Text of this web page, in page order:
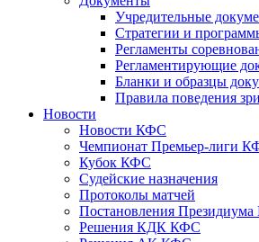
Учредительные
Стратегии и
Регламенты
Регламентирующие
Бланки и образцы
Правила поведения
Новости
Новости КФС
Чемпионат Премьер-лиги
Кубок КФС
Судейские назначения
Протоколы матчей
Постановления
Решения КДК КФС